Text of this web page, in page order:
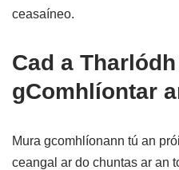
ceasaíneo.
Cad a
gComhlíontar
Mura gcomhlíonann tú an
ceangal ar do chuntas ar an